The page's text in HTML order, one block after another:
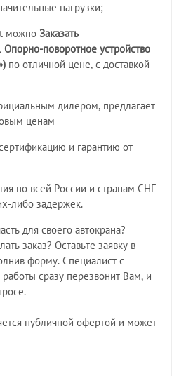
нагрузки;
можно Заказать
поворотное устройство
по отличной цене, с доставкой
дилером, предлагает
ценам
и гарантию от
по всей России и странам СНГ
либо задержек.
для своего автокрана?
заказ? Оставьте заявку в
форму. Специалист с
сразу перезвонит Вам, и
публичной офертой и может